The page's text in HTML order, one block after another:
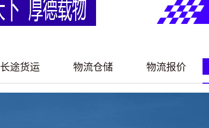
长途货运 物流仓储 物流报价